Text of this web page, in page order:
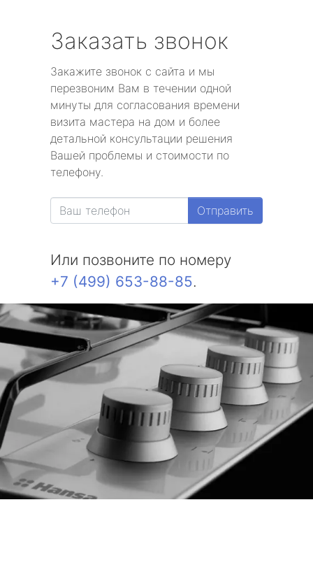
Заказать звонок
Закажите звонок с сайта и мы
перезвоним Вам в течении одной
минуты для согласования времени
визита мастера на дом и более
детальной консультации решения
Вашей проблемы и стоимости по
телефону.
Отправить
Или позвоните по номеру
+7 (499) 653-88-85.